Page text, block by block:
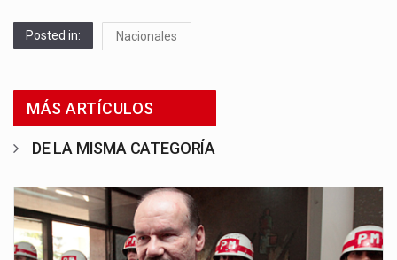
Posted in: Nacionales
MÁS ARTÍCULOS
DE LA MISMA CATEGORÍA